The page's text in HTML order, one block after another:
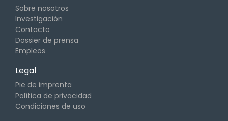
Sobre nosotros
Investigación
Contacto
Dossier de prensa
Empleos
Legal
Pie de imprenta
Política de privacidad
Condiciones de uso